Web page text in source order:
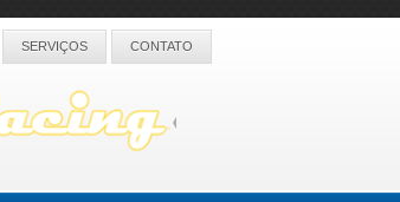
SERVIÇOS CONTATO